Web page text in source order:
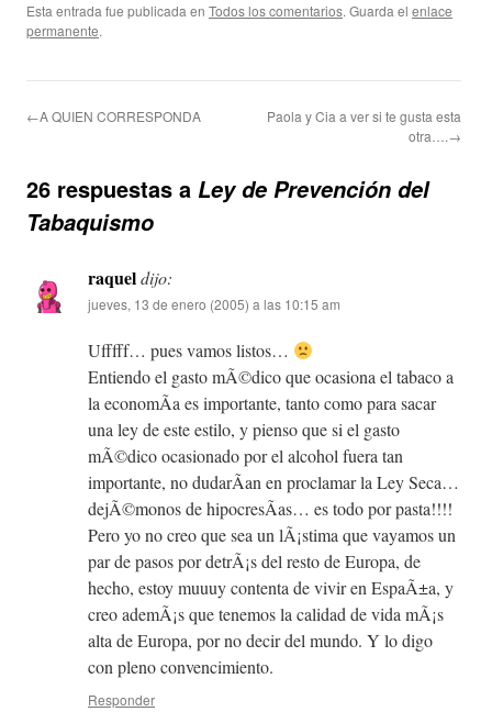
Esta entrada fue publicada en Todos los comentarios. Guarda el enlace
permanente.
←A QUIEN CORRESPONDA
Paola y Cia a ver si te gusta esta
otra….→
26 respuestas a Ley de Prevención del
Tabaquismo
raqueldijo:
jueves, 13 de enero (2005) a las 10:15 am
Ufffff… pues vamos listos…
Entiendo el gasto mÃ©dico que ocasiona el tabaco a
la economÃ­a es importante, tanto como para sacar
una ley de este estilo, y pienso que si el gasto
mÃ©dico ocasionado por el alcohol fuera tan
importante, no dudarÃ­an en proclamar la Ley Seca…
dejÃ©monos de hipocresÃ­as… es todo por pasta!!!!
Pero yo no creo que sea un lÃ¡stima que vayamos un
par de pasos por detrÃ¡s del resto de Europa, de
hecho, estoy muuuy contenta de vivir en EspaÃ±a, y
creo ademÃ¡s que tenemos la calidad de vida mÃ¡s
alta de Europa, por no decir del mundo. Y lo digo
con pleno convencimiento.
Responder